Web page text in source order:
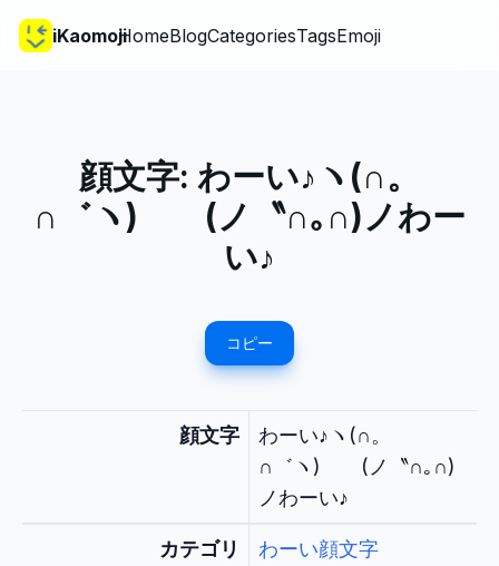
iKaomojiHomeBlogCategoriesTagsEmoji
顔文字: わーい♪ヽ(∩。
∩゛ヽ) (ノ〝∩｡∩)ノわー
い♪
コピー
顔文字
わーい♪ヽ(∩。
∩゛ヽ) (ノ〝∩｡∩)
ノわーい♪
カテゴリ
わーい顔文字